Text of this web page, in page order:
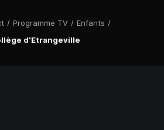
/ Programme TV / Enfants /
d'Etrangeville